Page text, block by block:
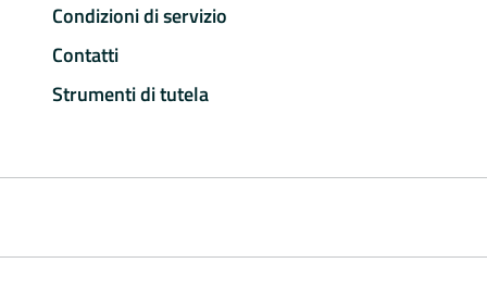
Condizioni di servizio
Contatti
Strumenti di tutela